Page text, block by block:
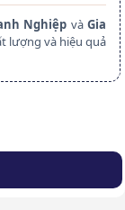
Nghiệp vàGia
lượng và hiệu quả